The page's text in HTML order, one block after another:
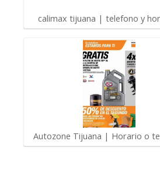
calimax tijuana | telefono y
Autozone Tijuana | Horario o